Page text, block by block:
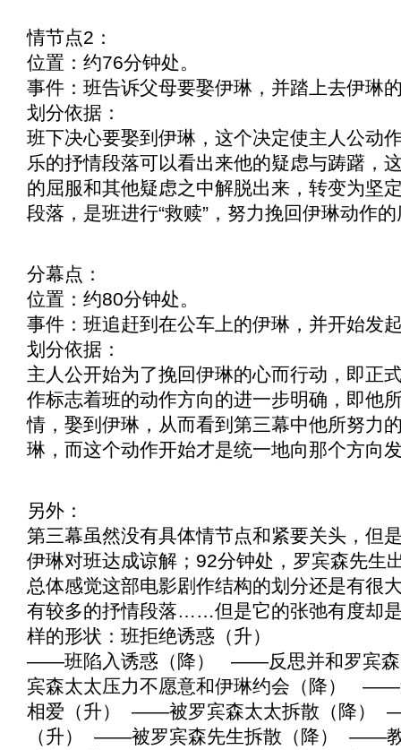
情节点2：
位置：约76分钟处。
事件：班告诉父母要娶伊琳，并踏上去伊琳
划分依据：
班下决心要娶到伊琳，这个决定使主人公动
乐的抒情段落可以看出来他的疑虑与踌躇，
的屈服和其他疑虑之中解脱出来，转变为坚
段落，是班进行“救赎”，努力挽回伊琳动作
分幕点：
位置：约80分钟处。
事件：班追赶到在公车上的伊琳，并开始发起
划分依据：
主人公开始为了挽回伊琳的心而行动，即正
作标志着班的动作方向的进一步明确，即他
情，娶到伊琳，从而看到第三幕中他所努
琳，而这个动作开始才是统一地向那个方向
另外：
第三幕虽然没有具体情节点和紧要关头，但
伊琳对班达成谅解；92分钟处，罗宾森先生
总体感觉这部电影剧作结构的划分还是有很
有较多的抒情段落……但是它的张弛有度却
样的形状：班拒绝诱惑（升）
——班陷入诱惑（降） ——反思并和罗宾
宾森太太压力不愿意和伊琳约会（降） ——
相爱（升） ——被罗宾森太太拆散（降）
（升） ——被罗宾森先生拆散（降） ——